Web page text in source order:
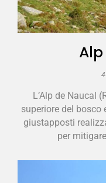
L’Alp de Naucal
superiore del bosco
giustapposti
per